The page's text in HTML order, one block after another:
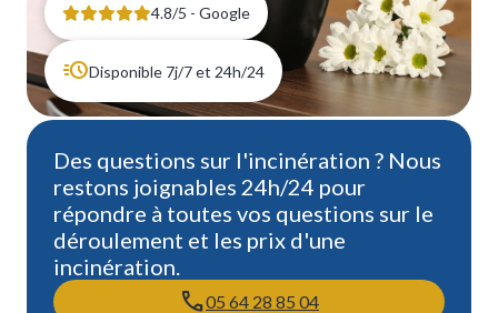
4.8/5 - Google
Disponible 7j/7 et 24h/24
Des questions sur l'incinération ? Nous
restons joignables 24h/24 pour
répondre à toutes vos questions sur le
déroulement et les prix d'une
incinération.
05 64 28 85 04